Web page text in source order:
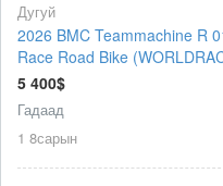
Дугуй
2026 BMC Teammachine R
Race Road Bike
5 400$
Гадаад
1 8сарын